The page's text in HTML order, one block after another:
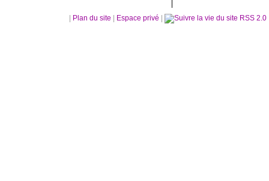
Plan du site Espace privé RSS 2.0